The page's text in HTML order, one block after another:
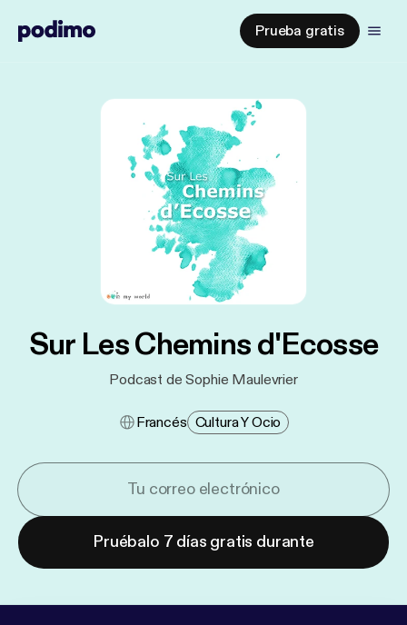
Prueba gratis
Sur Les Chemins d'Ecosse
Podcast de Sophie Maulevrier
Francés Cultura Y Ocio
Pruébalo 7 días gratis durante